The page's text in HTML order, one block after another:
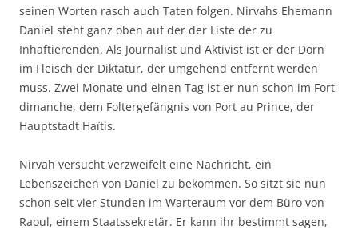
seinen Worten rasch auch Taten folgen. Nirvahs Ehemann
Daniel steht ganz oben auf der der Liste der zu
Inhaftierenden. Als Journalist und Aktivist ist er der Dorn
im Fleisch der Diktatur, der umgehend entfernt werden
muss. Zwei Monate und einen Tag ist er nun schon im Fort
dimanche, dem Foltergefängnis von Port au Prince, der
Hauptstadt Haïtis.
Nirvah versucht verzweifelt eine Nachricht, ein
Lebenszeichen von Daniel zu bekommen. So sitzt sie nun
schon seit vier Stunden im Warteraum vor dem Büro von
Raoul, einem Staatssekretär. Er kann ihr bestimmt sagen,